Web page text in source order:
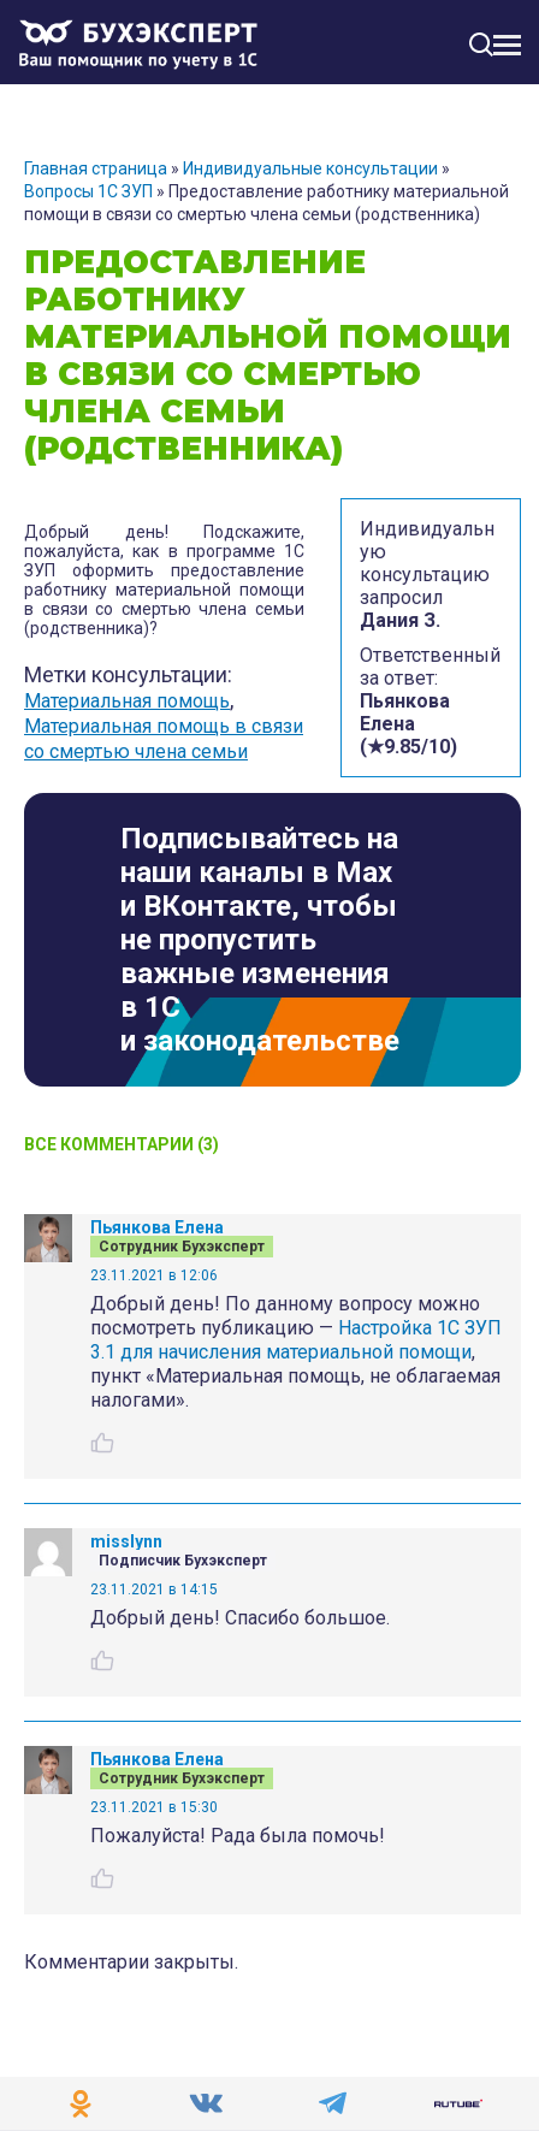
Главная страница » Индивидуальные консультации »
Вопросы 1С ЗУП » Предоставление работнику материальной
помощи в связи со смертью члена семьи (родственника)
ПРЕДОСТАВЛЕНИЕ
РАБОТНИКУ
МАТЕРИАЛЬНОЙ ПОМОЩИ
В СВЯЗИ СО СМЕРТЬЮ
ЧЛЕНА СЕМЬИ
(РОДСТВЕННИКА)
Индивидуальн
ую
консультацию
запросил
Дания З.
Ответственный
за ответ:
Пьянкова
Елена
(★9.85/10)
Добрый день! Подскажите,
пожалуйста, как в программе 1С
ЗУП оформить предоставление
работнику материальной помощи
в связи со смертью члена семьи
(родственника)?
Метки консультации:
Материальная помощь,
Материальная помощь в связи
со смертью члена семьи
Подписывайтесь на
наши каналы в Max
и ВКонтакте, чтобы
не пропустить
важные изменения
в 1С
и законодательстве
ВСЕ КОММЕНТАРИИ (3)
Пьянкова Елена
Сотрудник Бухэксперт
23.11.2021 в 12:06
Добрый день! По данному вопросу можно
посмотреть публикацию — Настройка 1С ЗУП
3.1 для начисления материальной помощи,
пункт «Материальная помощь, не облагаемая
налогами».
misslynn
Подписчик Бухэксперт
23.11.2021 в 14:15
Добрый день! Спасибо большое.
Пьянкова Елена
Сотрудник Бухэксперт
23.11.2021 в 15:30
Пожалуйста! Рада была помочь!
Комментарии закрыты.